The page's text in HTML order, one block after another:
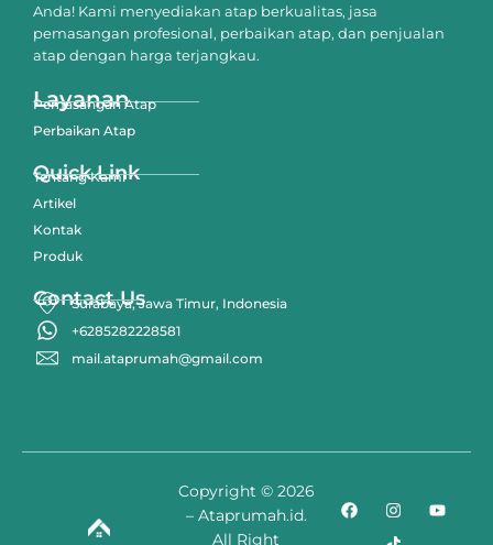
Anda! Kami menyediakan atap berkualitas, jasa
pemasangan profesional, perbaikan atap, dan penjualan
atap dengan harga terjangkau.
Layanan
Pemasangan Atap
Perbaikan Atap
Quick Link
Tentang Kami
Artikel
Kontak
Produk
Contact Us
Surabaya, Jawa Timur, Indonesia
+6285282228581
mail.ataprumah@gmail.com
Copyright © 2026
– Ataprumah.id.
All Right